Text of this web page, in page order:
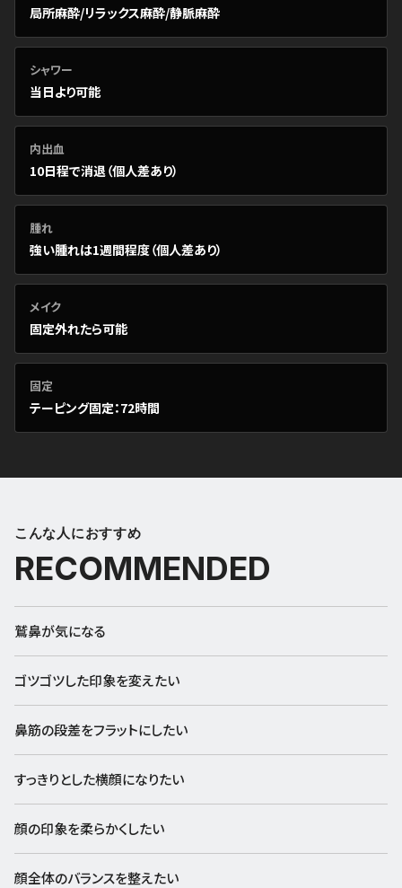
局所麻酔/リラックス麻酔/静脈麻酔
シャワー
当日より可能
内出血
10日程で消退（個人差あり）
腫れ
強い腫れは1週間程度（個人差あり）
メイク
固定外れたら可能
固定
テーピング固定：72時間
こんな人におすすめ
RECOMMENDED
鷲鼻が気になる
ゴツゴツした印象を変えたい
鼻筋の段差をフラットにしたい
すっきりとした横顔になりたい
顔の印象を柔らかくしたい
顔全体のバランスを整えたい